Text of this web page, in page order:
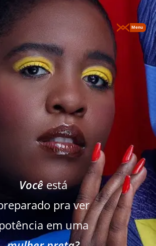
Vocêestá
pra ver
em uma